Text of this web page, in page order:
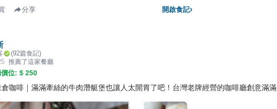
分享 開啟食記›
(92篇食記)
推薦了這家餐廳
位: $ 250
咖啡｜滿滿牽絲的牛肉潛艇堡也讓人太開胃了吧！台灣老牌經營的咖啡廳創意滿滿